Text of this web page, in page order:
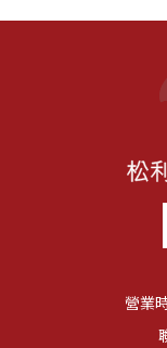
營業